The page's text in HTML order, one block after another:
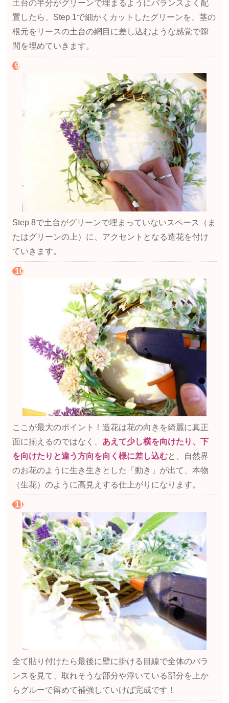
土台の半分がグリーンで埋まるようにバランスよく配
置したら、Step 1で細かくカットしたグリーンを、茎の
根元をリースの土台の網目に差し込むような感覚で隙
間を埋めていきます。
Step 8で土台がグリーンで埋まっていないスペース（ま
たはグリーンの上）に、アクセントとなる造花を付け
ていきます。
ここが最大のポイント！造花は花の向きを綺麗に真正
面に揃えるのではなく、 あえて少し横を向けたり、下
を向けたりと違う方向を向く様に差し込むと、自然界
のお花のように生き生きとした「動き」が出て、本物
（生花）のように高見えする仕上がりになります。
全て貼り付けたら最後に壁に掛ける目線で全体のバラ
ンスを見て、取れそうな部分や浮いている部分を上か
らグルーで留めて補強していけば完成です！